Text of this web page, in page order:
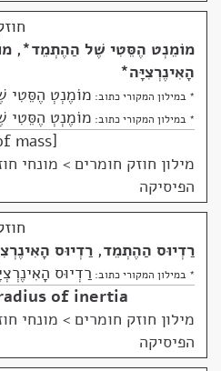
מוֹמֵנְט הֶסֵּטִי שֶׁל הַהֶתְמֵד*
,
הָאִינֶרְצִיָּה*
* במילון המקורי כתוב: מוֹמֶנְטְ הֶסֵּטִי
* במילון המקורי כתוב: מוֹמֶנְטְ הֶסֵּטִי
mass
מילון חוזק חומרים > מונחי
הפיסיקה
רַדְיוּס הַהֶתְמֵד, רַדְיוּס
* במילון המקורי כתוב: רַדְיוּס
of inertia
מילון חוזק חומרים > מונחי
הפיסיקה